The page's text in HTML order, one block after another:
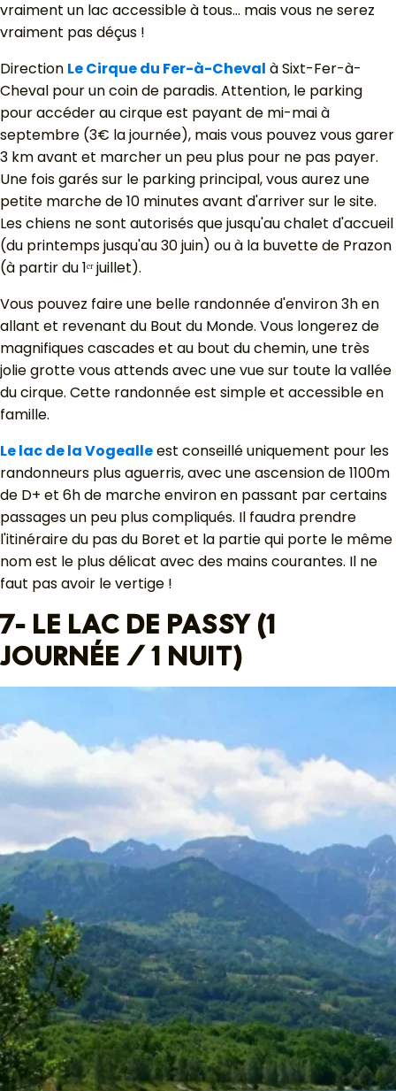
vraiment un lac accessible à tous... mais vous ne serez
vraiment pas déçus !
Direction Le Cirque du Fer-à-Cheval à Sixt-Fer-à-
Cheval pour un coin de paradis. Attention, le parking
pour accéder au cirque est payant de mi-mai à
septembre (3€ la journée), mais vous pouvez vous garer
3 km avant et marcher un peu plus pour ne pas payer.
Une fois garés sur le parking principal, vous aurez une
petite marche de 10 minutes avant d'arriver sur le site.
Les chiens ne sont autorisés que jusqu'au chalet d'accueil
(du printemps jusqu'au 30 juin) ou à la buvette de Prazon
(à partir du 1ᵉʳ juillet).
Vous pouvez faire une belle randonnée d'environ 3h en
allant et revenant du Bout du Monde. Vous longerez de
magnifiques cascades et au bout du chemin, une très
jolie grotte vous attends avec une vue sur toute la vallée
du cirque. Cette randonnée est simple et accessible en
famille.
Le lac de la Vogealleest conseillé uniquement pour les
randonneurs plus aguerris, avec une ascension de 1100m
de D+ et 6h de marche environ en passant par certains
passages un peu plus compliqués. Il faudra prendre
l'itinéraire du pas du Boret et la partie qui porte le même
nom est le plus délicat avec des mains courantes. Il ne
faut pas avoir le vertige !
7- LE LAC DE PASSY (1
JOURNÉE / 1 NUIT)